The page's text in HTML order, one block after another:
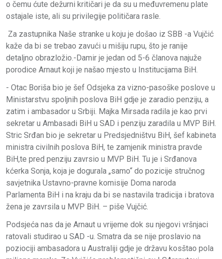
o čemu ćute dežurni kritičari je da su u međuvremenu plate
ostajale iste, ali su privilegije političara rasle.
Za zastupnika Naše stranke u koju je došao iz SBB -a Vujčić
kaže da bi se trebao zavući u mišiju rupu, što je ranije
detaljno obrazložio.-Damir je jedan od 5-6 članova najuže
porodice Arnaut koji je našao mjesto u Institucijama BiH.
- Otac Boriša bio je šef Odsjeka za vizno-pasoške poslove u
Ministarstvu spoljnih poslova BiH gdje je zaradio penziju, a
zatim i ambasador u Srbiji. Majka Mirsada radila je kao prvi
sekretar u Ambasadi BiH u SAD i penziju zaradila u MVP BiH.
Stric Srđan bio je sekretar u Predsjedništvu BiH, šef kabineta
ministra civilnih poslova BiH, te zamjenik ministra pravde
BiH,te pred penziju zavrsio u MVP BiH. Tu je i Srđanova
kćerka Sonja, koja je dogurala „samo“ do pozicije stručnog
savjetnika Ustavno-pravne komisije Doma naroda
Parlamenta BiH i na kraju da bi se nastavila tradicija i bratova
žena je zavrsila u MVP BiH. – piše Vujčić.
Podsjeća nas da je Arnaut u vrijeme dok su njegovi vršnjaci
ratovali studirao u SAD -u. Smatra da se nije proslavio na
poziociji ambasadora u Australiji gdje je državu kosštao pola